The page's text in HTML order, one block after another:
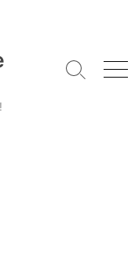
Search